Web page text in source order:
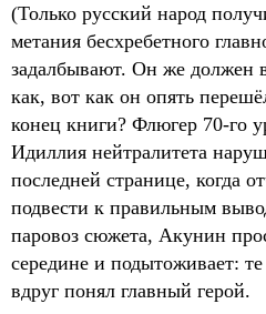
(Только русский народ
метания бесхребетного
задалбывают. Он же должен
как, вот как он опять
конец книги? Флюгер 70-го
Идиллия нейтралитета
последней странице, когда
подвести к правильным
паровоз сюжета, Акунин
середине и подытоживает:
вдруг понял главный герой.